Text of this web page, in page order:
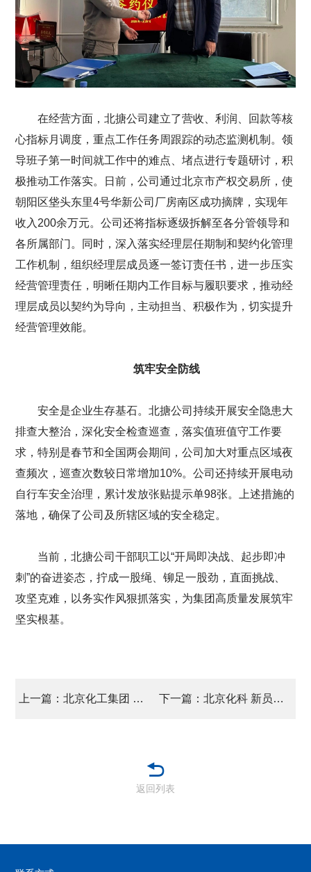
在经营方面，北搪公司建立了营收、利润、回款等核
心指标月调度，重点工作任务周跟踪的动态监测机制。领
导班子第一时间就工作中的难点、堵点进行专题研讨，积
极推动工作落实。日前，公司通过北京市产权交易所，使
朝阳区垡头东里4号华新公司厂房南区成功摘牌，实现年
收入200余万元。公司还将指标逐级拆解至各分管领导和
各所属部门。同时，深入落实经理层任期制和契约化管理
工作机制，组织经理层成员逐一签订责任书，进一步压实
经营管理责任，明晰任期内工作目标与履职要求，推动经
理层成员以契约为导向，主动担当、积极作为，切实提升
经营管理效能。
筑牢安全防线
安全是企业生存基石。北搪公司持续开展安全隐患大
排查大整治，深化安全检查巡查，落实值班值守工作要
求，特别是春节和全国两会期间，公司加大对重点区域夜
查频次，巡查次数较日常增加10%。公司还持续开展电动
自行车安全治理，累计发放张贴提示单98张。上述措施的
落地，确保了公司及所辖区域的安全稳定。
当前，北搪公司干部职工以“开局即决战、起步即冲
刺”的奋进姿态，拧成一股绳、铆足一股劲，直面挑战、
攻坚克难，以务实作风狠抓落实，为集团高质量发展筑牢
坚实根基。
上一篇：北京化工集团 将登陆2026 国际橡塑展 下一篇：北京化科 新员就位 共启新程
返回列表